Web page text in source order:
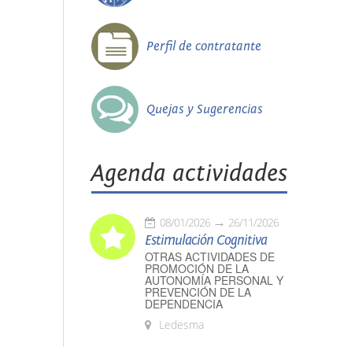
Perfil de contratante
Quejas y Sugerencias
Agenda actividades
08/01/2026 26/11/2026
Estimulación Cognitiva
OTRAS ACTIVIDADES DE
PROMOCIÓN DE LA
AUTONOMÍA PERSONAL Y
PREVENCIÓN DE LA
DEPENDENCIA
Ledesma